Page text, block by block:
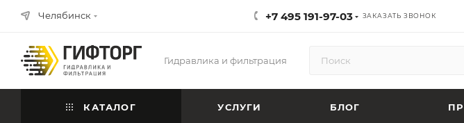
Челябинск +7 495 191-97-03 ЗАКАЗАТЬ ЗВОНОК
Гидравлика и фильтрация
КАТАЛОГ УСЛУГИ БЛОГ